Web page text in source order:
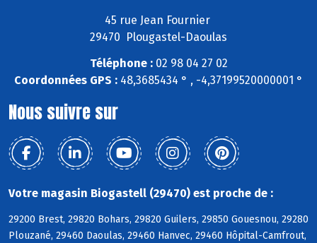
45 rue Jean Fournier
29470 Plougastel-Daoulas
Téléphone :02 98 04 27 02
Coordonnées GPS : 48,3685434 ° , -4,37199520000001 °
Nous suivre sur
Votre magasin Biogastell (29470) est proche de :
29200 Brest, 29820 Bohars, 29820 Guilers, 29850 Gouesnou, 29280
Plouzané, 29460 Daoulas, 29460 Hanvec, 29460 Hôpital-Camfrout,